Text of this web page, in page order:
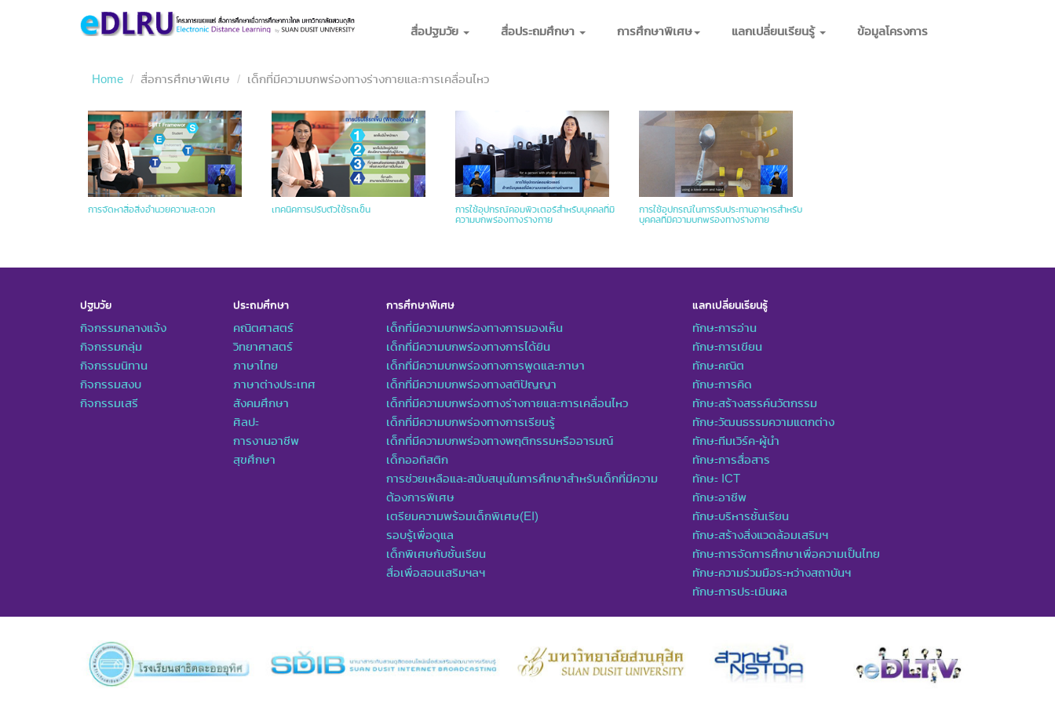
สื่อปฐมวัย สื่อประถมศึกษา การศึกษาพิเศษ แลกเปลี่ยนเรียนรู้ ข้อมูลโครงการ
Home สื่อการศึกษาพิเศษ เด็กที่มีความบกพร่องทางร่างกายและการเคลื่อนไหว
การจัดหาสื่อสิ่งอำนวยความสะดวก เทคนิคการปรับตัวใช้รถเข็น
การใช้อุปกรณ์คอมพิวเตอร์สำหรับบุคคลที่มี
ความบกพร่องทางร่างกาย
การใช้อุปกรณ์ในการรับประทานอาหารสำหรับ
บุคคลที่มีความบกพร่องทางร่างกาย
ปฐมวัย
กิจกรรมกลางแจ้ง
กิจกรรมกลุ่ม
กิจกรรมนิทาน
กิจกรรมสงบ
กิจกรรมเสรี
ประถมศึกษา
คณิตศาสตร์
วิทยาศาสตร์
ภาษาไทย
ภาษาต่างประเทศ
สังคมศึกษา
ศิลปะ
การงานอาชีพ
สุขศึกษา
การศึกษาพิเศษ
เด็กที่มีความบกพร่องทางการมองเห็น
เด็กที่มีความบกพร่องทางการได้ยิน
เด็กที่มีความบกพร่องทางการพูดและภาษา
เด็กที่มีความบกพร่องทางสติปัญญา
เด็กที่มีความบกพร่องทางร่างกายและการเคลื่อนไหว
เด็กที่มีความบกพร่องทางการเรียนรู้
เด็กที่มีความบกพร่องทางพฤติกรรมหรืออารมณ์
เด็กออทิสติก
การช่วยเหลือและสนับสนุนในการศึกษาสำหรับเด็กที่มีความ
ต้องการพิเศษ
เตรียมความพร้อมเด็กพิเศษ(EI)
รอบรู้เพื่อดูแล
เด็กพิเศษกับชั้นเรียน
สื่อเพื่อสอนเสริมฯลฯ
แลกเปลี่ยนเรียนรู้
ทักษะการอ่าน
ทักษะการเขียน
ทักษะคณิต
ทักษะการคิด
ทักษะสร้างสรรค์นวัตกรรม
ทักษะวัฒนธรรมความแตกต่าง
ทักษะทีมเวิร์ค-ผู้นำ
ทักษะการสื่อสาร
ทักษะ ICT
ทักษะอาชีพ
ทักษะบริหารชั้นเรียน
ทักษะสร้างสิ่งแวดล้อมเสริมฯ
ทักษะการจัดการศึกษาเพื่อความเป็นไทย
ทักษะความร่วมมือระหว่างสถาบันฯ
ทักษะการประเมินผล